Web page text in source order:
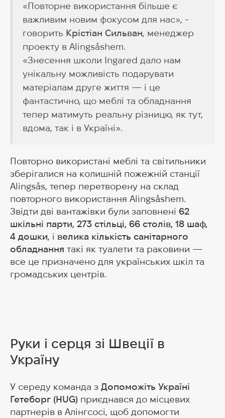
«Повторне використання більше є
важливим новим фокусом для нас», -
говорить Крістіан Сильван, менеджер
проекту в Alingsåshem.
«Знесення школи Ingared дало нам
унікальну можливість подарувати
матеріалам друге життя — і це
фантастично, що меблі та обладнання
тепер матимуть реальну різницю, як тут,
вдома, так і в Україні».
Повторно використані меблі та світильники
зберігалися на колишній пожежній станції
Alingsås, тепер перетворену на склад
повторного використання Alingsåshem.
Звідти дві вантажівки були заповнені 62
шкільні парти, 273 стільці, 66 столів, 18 шаф,
4 дошки, і велика кількість санітарного
обладнання такі як туалети та раковини —
все це призначено для українських шкіл та
громадських центрів.
Руки і серця зі Швеції в
Україну
У середу команда з Допоможіть Україні
Гетеборг (HUG) приєднався до місцевих
партнерів в Алінгсосі, щоб допомогти